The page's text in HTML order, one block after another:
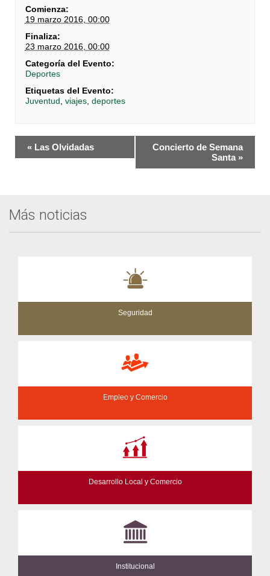
Comienza:
19 marzo 2016, 00:00
Finaliza:
23 marzo 2016, 00:00
Categoría del Evento:
Deportes
Etiquetas del Evento:
Juventud viajes, deportes
Navegación
del
« Las Olvidadas
Concierto de Semana
Santa »
Más noticias
Seguridad
Empleo y Comercio
Desarrollo Local y Comercio
Institucional